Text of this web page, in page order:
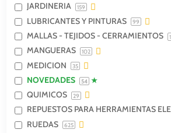
JARDINERIA 159
LUBRICANTES Y PINTURAS 99
MALLAS - TEJIDOS - CERRAMIENTOS
MANGUERAS 102
MEDICION 35
NOVEDADES 54
QUIMICOS 29
REPUESTOS PARA HERRAMIENTAS
RUEDAS 625